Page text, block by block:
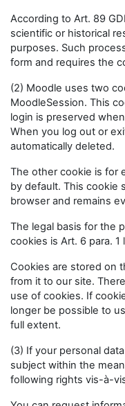
According to Art. 89
scientific or historical
purposes. Such
form and requires the
(2) Moodle uses two
MoodleSession. This
login is preserved
When you log out or
automatically deleted.
The other cookie is for
by default. This cookie
browser and remains
The legal basis for the
cookies is Art. 6 para. 1
Cookies are stored on
from it to our site.
use of cookies. If
longer be possible to
full extent.
(3) If your personal
subject within the
following rights vis-à-